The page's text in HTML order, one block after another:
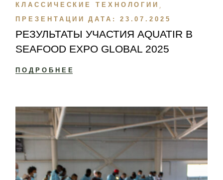
КЛАССИЧЕСКИЕ ТЕХНОЛОГИИ
ПРЕЗЕНТАЦИИ
ДАТА: 23.07.2025
РЕЗУЛЬТАТЫ УЧАСТИЯ AQUATIR В
SEAFOOD EXPO GLOBAL 2025
ПОДРОБНЕЕ